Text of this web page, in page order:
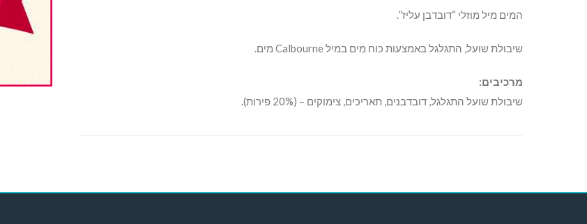
המים מיל מוזלי “דובדבן עליז”.
שיבולת שועל, התגלגל באמצעות כוח מים במיל Calbourne מים.
מרכיבים:
שיבולת שועל התגלגל, דובדבנים, תאריכים, צימוקים – (20% פירות).